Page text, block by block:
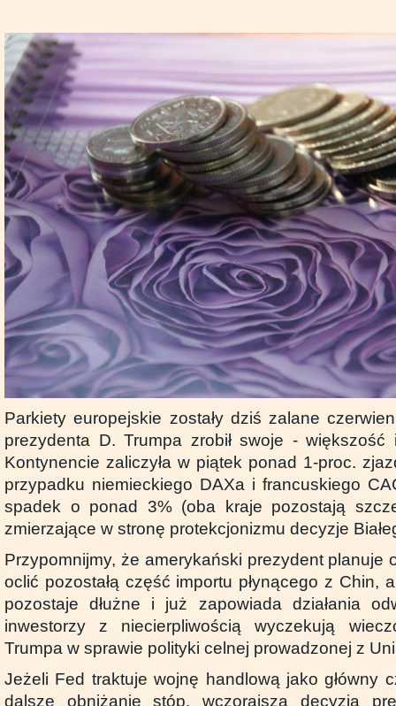
Parkiety europejskie zostały dziś zalane
prezydenta D. Trumpa zrobił swoje -
Kontynencie zaliczyła w piątek ponad 1-proc.
przypadku niemieckiego DAXa i francuskiego
spadek o ponad 3% (oba kraje pozostają
zmierzające w stronę protekcjonizmu decyzje
Przypomnijmy, że amerykański prezydent planuje
oclić pozostałą część importu płynącego z Chin,
pozostaje dłużne i już zapowiada działania
inwestorzy z niecierpliwością wyczekują
Trumpa w sprawie polityki celnej prowadzonej z
Jeżeli Fed traktuje wojnę handlową jako główny
dalsze obniżanie stóp, wczorajsza decyzja